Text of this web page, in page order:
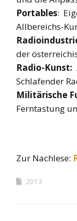
Portables:
Allbereichs-
der
Radio-Kunst:
Schlafender
Militärische
Ferntastung
Zur Nachlese:
2013